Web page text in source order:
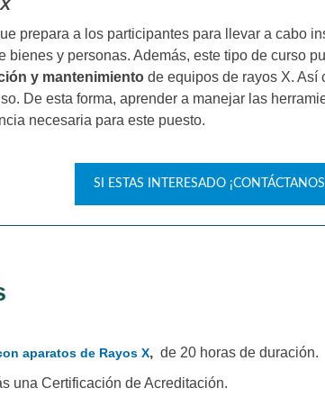
prepara a los participantes para llevar a cabo
bienes y personas. Además, este tipo de curso
y mantenimiento de equipos de rayos X.
De esta forma, aprender a manejar las
necesaria para este puesto.
SI ESTAS INTERESADO
aparatos de Rayos X, de 20 horas de duración.
una Certificación de Acreditación.